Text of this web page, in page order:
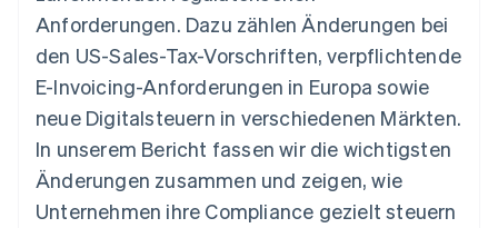
Anforderungen. Dazu zählen Änderungen bei
den US-Sales-Tax-Vorschriften, verpflichtende
E-Invoicing-Anforderungen in Europa sowie
neue Digitalsteuern in verschiedenen Märkten.
In unserem Bericht fassen wir die wichtigsten
Änderungen zusammen und zeigen, wie
Unternehmen ihre Compliance gezielt steuern